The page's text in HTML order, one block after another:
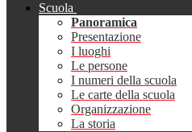
Scuola
Panoramica
Presentazione
I luoghi
Le persone
I numeri della scuola
Le carte della scuola
Organizzazione
La storia